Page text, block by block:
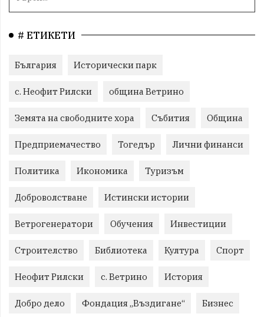
# ЕТИКЕТИ
България Исторически парк
с. Неофит Рилски община Ветрино
Земята на свободните хора Събития Община
Предприемачество Тогедър Лични финанси
Политика Икономика Туризъм
Доброволстване Истински истории
Ветрогенератори Обучения Инвестиции
Строителство Библиотека Култура Спорт
Неофит Рилски с. Ветрино История
Добро дело Фондация „Въздигане“ Бизнес